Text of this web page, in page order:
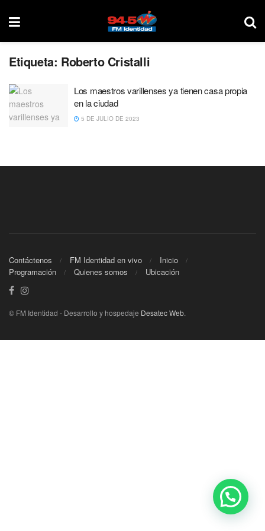
Etiqueta: Roberto Cristalli
Los maestros varillenses ya tienen casa propia
en la ciudad
5 DE JULIO DE 2023
Contáctenos FM Identidad en vivo
Inicio
Programación
Quienes somos Ubicación
© FM Identidad - Desarrollo y hospedaje Desatec Web.